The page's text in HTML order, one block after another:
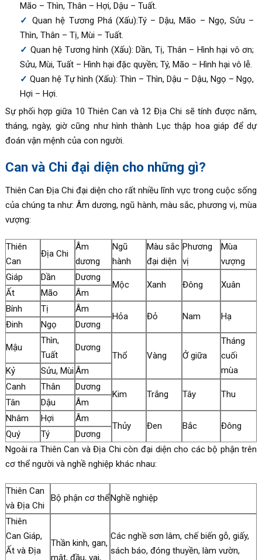
Mão – Thìn, Thân – Hợi, Dậu – Tuất.
Quan hệ Tương Phá (Xấu):Tý – Dậu, Mão – Ngọ, Sửu –
Thìn, Thân – Tị, Mùi – Tuất.
Quan hệ Tương hình (Xấu): Dần, Tị, Thân – Hình hại vô ơn;
Sửu, Mùi, Tuất – Hình hại đặc quyền; Tý, Mão – Hình hại vô lễ.
Quan hệ Tự hình (Xấu): Thìn – Thìn, Dậu – Dậu, Ngọ – Ngọ,
Hợi – Hợi.
Sự phối hợp giữa 10 Thiên Can và 12 Địa Chi sẽ tính được năm,
tháng, ngày, giờ cũng như hình thành Lục thập hoa giáp để dự
đoán vận mệnh của con người.
Can và Chi đại diện cho những gì?
Thiên Can Địa Chi đại diện cho rất nhiều lĩnh vực trong cuộc sống
của chúng ta như: Âm dương, ngũ hành, màu sắc, phương vị, mùa
vượng:
Thiên
Can
Địa Chi
Âm
dương
Ngũ
hành
Màu sắc
đại diện
Phương
vị
Mùa
vượng
Giáp
Dần Dương
Mộc Xanh Đông Xuân
Ất Mão
Âm
Bính
Tị Âm
Hỏa Đỏ Nam Hạ
Đinh Ngọ Dương
Mậu
Thìn,
Tuất
Dương
Thổ Vàng Ở giữa
Tháng
cuối
mùa
Kỷ Sửu, Mùi Âm
Canh
Thân Dương
Kim Trắng Tây Thu
Tân Dậu
Âm
Nhâm
Hợi Âm
Thủy Đen Bắc Đông
Quý Tý
Dương
Ngoài ra Thiên Can và Địa Chi còn đại diện cho các bộ phận trên
cơ thể người và nghề nghiệp khác nhau:
Thiên Can
và Địa Chi
Bộ phận cơ thểNghề nghiệp
Thiên
Can Giáp,
Ất và Địa
Thần kinh, gan,
mật, đầu, vai,
Các nghề sơn lâm, chế biến gỗ, giấy,
sách báo, đóng thuyền, làm vườn,